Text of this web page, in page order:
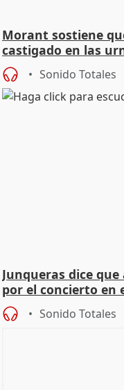
Morant sostiene
castigado en las
cambio"
Sonido Totales
Junqueras dice
por el concierto en
Sonido Totales